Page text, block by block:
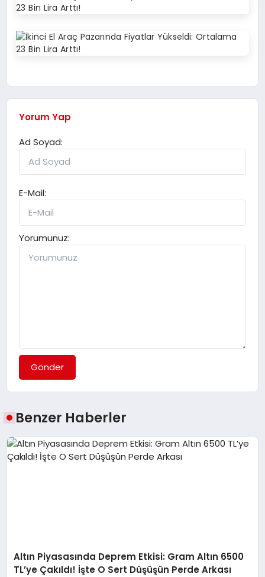
Yorum Yap
Ad Soyad:
E-Mail:
Yorumunuz:
Gönder
Benzer Haberler
Altın Piyasasında Deprem Etkisi: Gram Altın 6500
TL’ye Çakıldı! İşte O Sert Düşüşün Perde Arkası